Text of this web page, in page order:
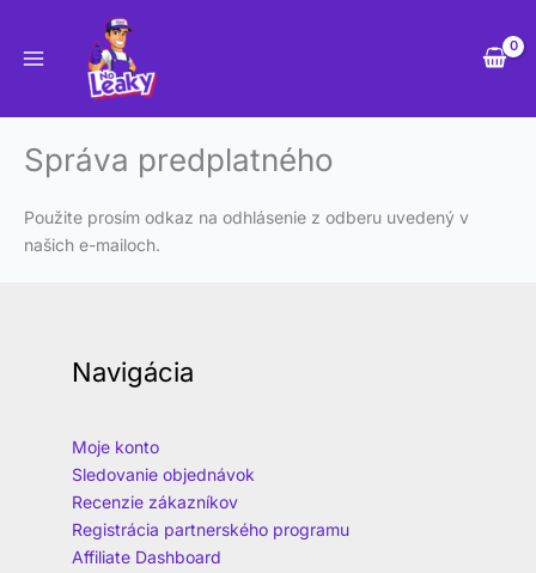
obsah
Správa predplatného
Použite prosím odkaz na odhlásenie z odberu uvedený v
našich e-mailoch.
Navigácia
Moje konto
Sledovanie objednávok
Recenzie zákazníkov
Registrácia partnerského programu
Affiliate Dashboard